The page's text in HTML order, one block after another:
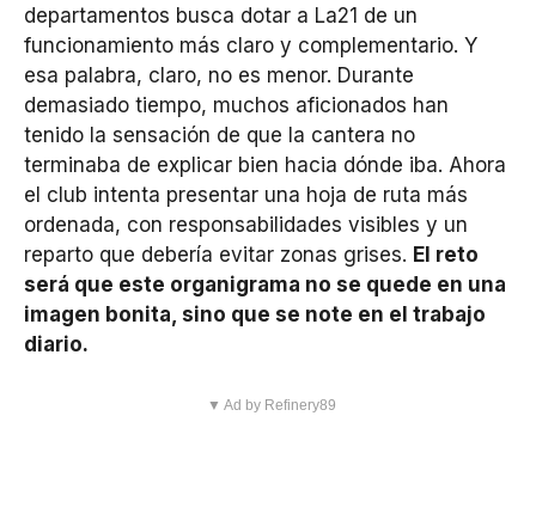
departamentos busca dotar a La21 de un
funcionamiento más claro y complementario. Y
esa palabra, claro, no es menor. Durante
demasiado tiempo, muchos aficionados han
tenido la sensación de que la cantera no
terminaba de explicar bien hacia dónde iba. Ahora
el club intenta presentar una hoja de ruta más
ordenada, con responsabilidades visibles y un
reparto que debería evitar zonas grises. El reto
será que este organigrama no se quede en una
imagen bonita, sino que se note en el trabajo
diario.
▼ Ad by Refinery89